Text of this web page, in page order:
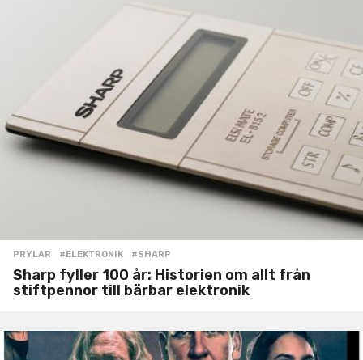
PRYLAR #ELEKTRONIK ,#SHARP
Sharp fyller 100 år: Historien om allt från
stiftpennor till bärbar elektronik